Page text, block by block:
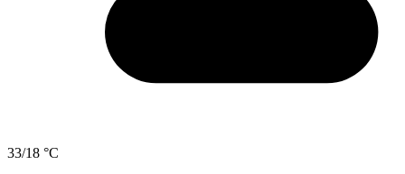
33/18 °C